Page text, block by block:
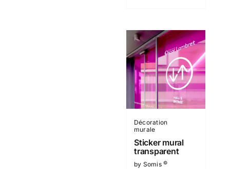
Décoration
murale
Sticker mural
transparent
by Somis©